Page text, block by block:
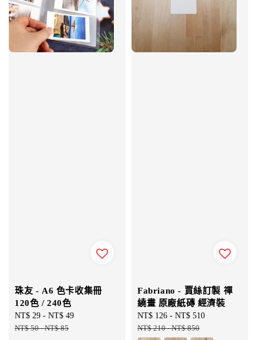
珠友 - A6 色卡收集冊
120色 / 240色
Sale
price
NT$ 29 - NT$ 49
NT$ 50-NT$ 85
Fabriano - 賈絲訂製 禪
繞畫 原廠紙磚 經濟裝
Sale
price
NT$ 126 - NT$ 510
NT$ 210-NT$ 850